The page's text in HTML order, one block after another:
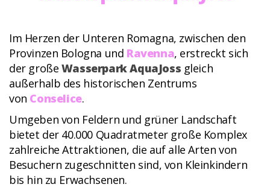
Im Herzen der Unteren Romagna, zwischen den
Provinzen Bologna und Ravenna, erstreckt sich
der große Wasserpark AquaJoss gleich
außerhalb des historischen Zentrums
von Conselice.
Umgeben von Feldern und grüner Landschaft
bietet der 40.000 Quadratmeter große Komplex
zahlreiche Attraktionen, die auf alle Arten von
Besuchern zugeschnitten sind, von Kleinkindern
bis hin zu Erwachsenen.